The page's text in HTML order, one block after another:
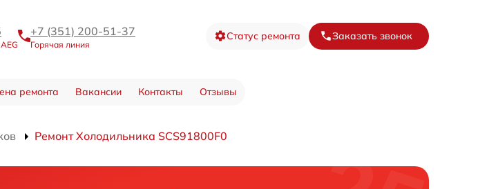
+7 (351) 200-51-37
Горячая линия
Статус ремонта Заказать звонок
ремонта Вакансии Контакты Отзывы
Ремонт Холодильника SCS91800F0